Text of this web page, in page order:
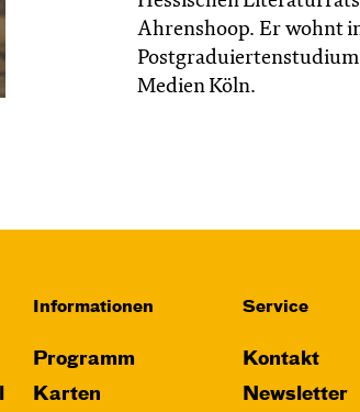
Ahrenshoop. Er wohnt
Medien Köln.
Informationen
Programm
Karten
Service
Kontakt
Newsletter